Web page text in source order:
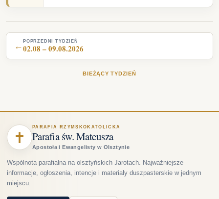
← POPRZEDNI TYDZIEŃ
02.08 – 09.08.2026
BIEŻĄCY TYDZIEŃ
✝ PARAFIA RZYMSKOKATOLICKA
Parafia św. Mateusza
Apostoła i Ewangelisty w Olsztynie
Wspólnota parafialna na olsztyńskich Jarotach. Najważniejsze
informacje, ogłoszenia, intencje i materiały duszpasterskie w jednym
miejscu.